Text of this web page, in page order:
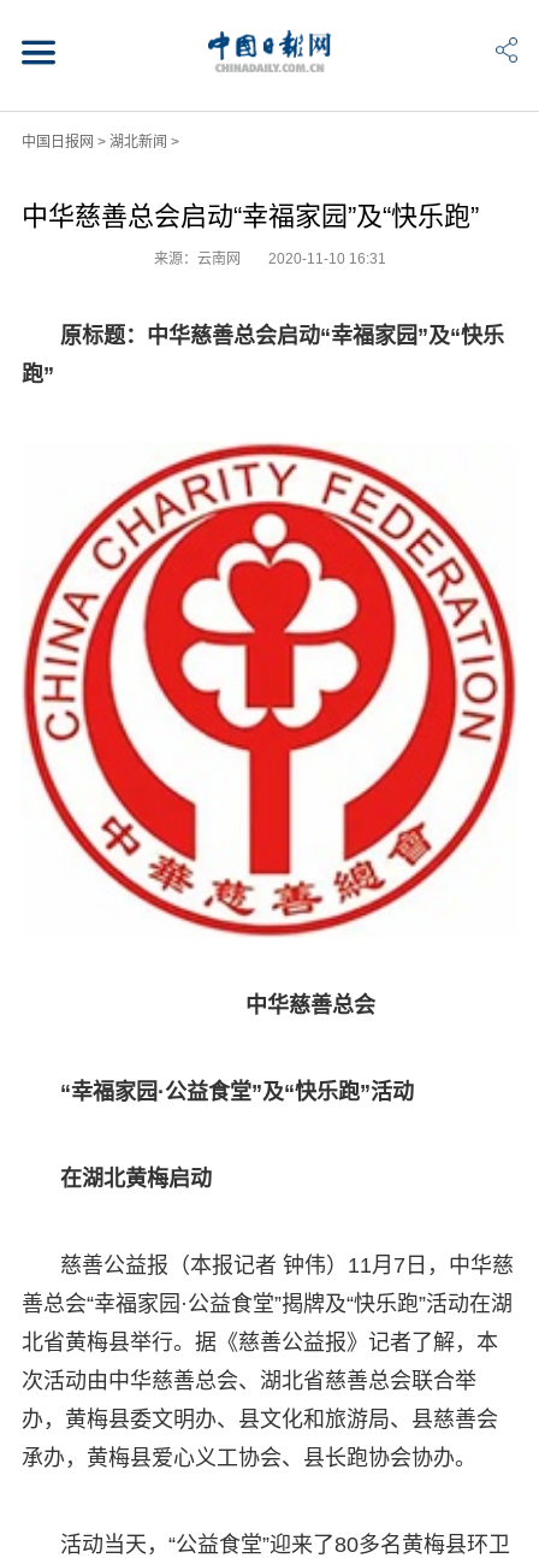
中国日报网 > 湖北新闻 >
中华慈善总会启动“幸福家园”及“快乐跑”
来源：云南网 2020-11-10 16:31
原标题：中华慈善总会启动“幸福家园”及“快乐
跑”
中华慈善总会
“幸福家园·公益食堂”及“快乐跑”活动
在湖北黄梅启动
慈善公益报（本报记者 钟伟）11月7日，中华慈
善总会“幸福家园·公益食堂”揭牌及“快乐跑”活动在湖
北省黄梅县举行。据《慈善公益报》记者了解，本
次活动由中华慈善总会、湖北省慈善总会联合举
办，黄梅县委文明办、县文化和旅游局、县慈善会
承办，黄梅县爱心义工协会、县长跑协会协办。
活动当天，“公益食堂”迎来了80多名黄梅县环卫